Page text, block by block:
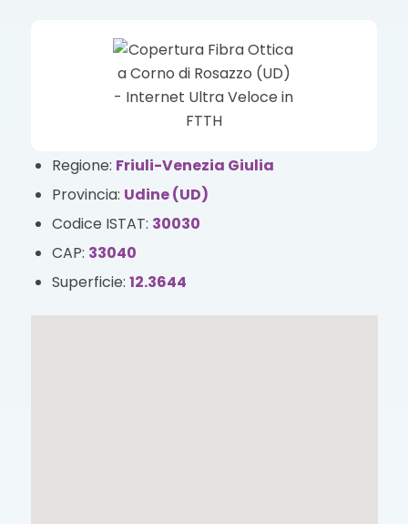
Regione: Friuli-Venezia Giulia
Provincia: Udine (UD)
Codice ISTAT: 30030
CAP: 33040
Superficie: 12.3644